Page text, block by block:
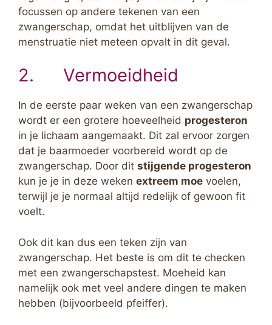
focussen op andere tekenen van een
zwangerschap, omdat het uitblijven van de
menstruatie niet meteen opvalt in dit geval.
2. Vermoeidheid
In de eerste paar weken van een zwangerschap
wordt er een grotere hoeveelheid progesteron
in je lichaam aangemaakt. Dit zal ervoor zorgen
dat je baarmoeder voorbereid wordt op de
zwangerschap. Door dit stijgende progesteron
kun je je in deze weken extreem moe voelen,
terwijl je je normaal altijd redelijk of gewoon fit
voelt.
Ook dit kan dus een teken zijn van
zwangerschap. Het beste is om dit te checken
met een zwangerschapstest. Moeheid kan
namelijk ook met veel andere dingen te maken
hebben (bijvoorbeeld pfeiffer).